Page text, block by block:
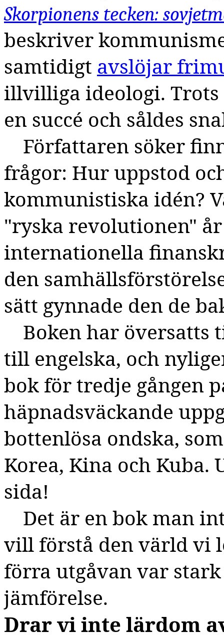
Skorpionens tecken:
beskriver
samtidigt avslöjar
illvilliga ideologi.
en succé och såldes
Författaren söker
frågor: Hur uppstod
kommunistiska idén?
"ryska revolutionen"
internationella
den
sätt gynnade den de
Boken har översatts
till engelska, och
bok för tredje gången
häpnadsväckande
bottenlösa ondska,
Korea, Kina och Kuba.
sida!
Det är en bok man
vill förstå den värld vi
förra utgåvan var
jämförelse.
Drar vi inte lärdom